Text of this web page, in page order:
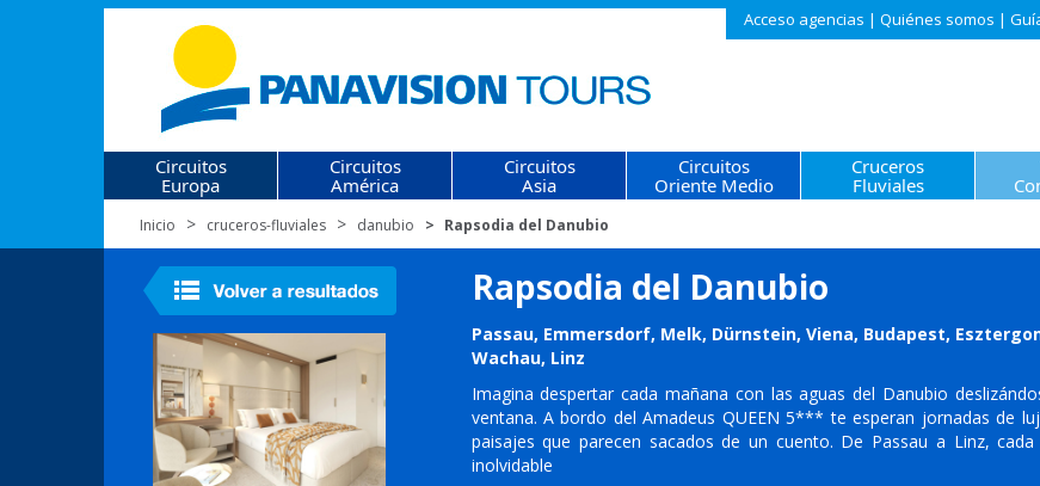
Acceso agencias | Quiénes somos |
Circuitos
Europa
Circuitos
América
Circuitos
Asia
Circuitos
Oriente Medio
Cruceros
Fluviales
Inicio cruceros-fluviales danubio Rapsodia del Danubio
Rapsodia del Danubio
Passau, Emmersdorf, Melk, Dürnstein, Viena, Budapest,
Wachau, Linz
Imagina despertar cada mañana con las aguas del Danubio
ventana. A bordo del Amadeus QUEEN 5*** te esperan jornadas de
paisajes que parecen sacados de un cuento. De Passau a Linz,
inolvidable